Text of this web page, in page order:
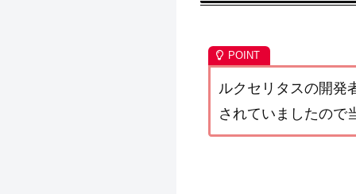
ルクセリタスの開発
されていましたので